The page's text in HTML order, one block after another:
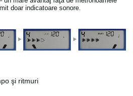
doar indicatoare sonore.
şi ritmuri